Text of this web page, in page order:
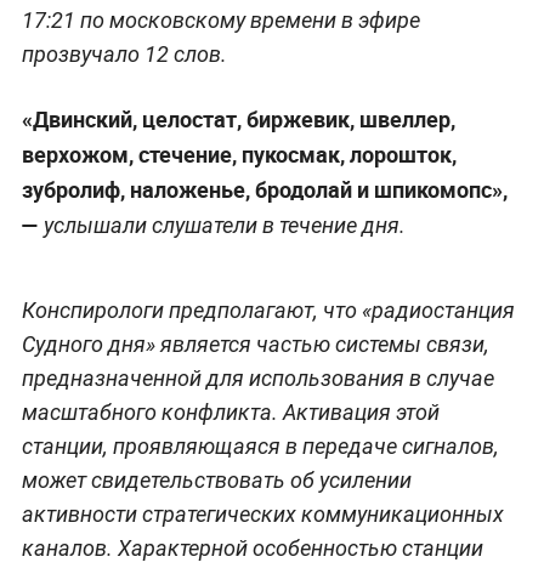
17:21 по московскому времени в эфире
прозвучало 12 слов.
«Двинский, целостат, биржевик, швеллер,
верхожом, стечение, пукосмак, лорошток,
зубролиф, наложенье, бродолай и шпикомопс»,
— услышали слушатели в течение дня.
Конспирологи предполагают, что «радиостанция
Судного дня» является частью системы связи,
предназначенной для использования в случае
масштабного конфликта. Активация этой
станции, проявляющаяся в передаче сигналов,
может свидетельствовать об усилении
активности стратегических коммуникационных
каналов. Характерной особенностью станции